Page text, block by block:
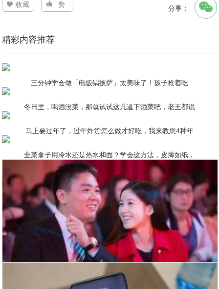
收藏 赞 分享：
精彩内容推荐
三分钟学会做「电饭锅披萨」太美味了！孩子抢着吃
冬日里，喝酒没菜，那就试试这几道下酒菜吧，老王都说
马上要过年了，过年炸货怎么做才好吃，我来教您4种年
韭菜盒子用冷水还是热水和面？学会这方法，皮薄如纸，